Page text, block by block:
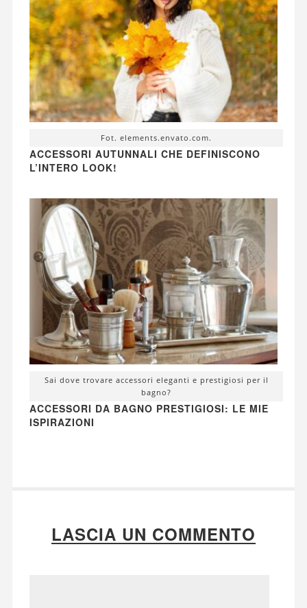
Fot. elements.envato.com.
ACCESSORI AUTUNNALI CHE DEFINISCONO
L’INTERO LOOK!
Sai dove trovare accessori eleganti e prestigiosi per il
bagno?
ACCESSORI DA BAGNO PRESTIGIOSI: LE MIE
ISPIRAZIONI
LASCIA UN COMMENTO